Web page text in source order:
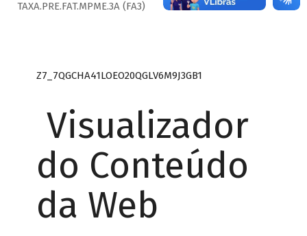
TAXA.PRE.FAT.MPME.3A (FA3)
Z7_7QGCHA41LOEO20QGLV6M9J3GB1
Visualizador
do Conteúdo
da Web